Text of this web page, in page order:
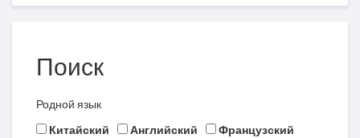
Поиск
Родной язык
Китайский
Английский
Французский